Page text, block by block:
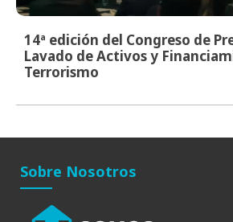
14ª edición del Congreso de
Lavado de Activos y
Terrorismo
Sobre Nosotros